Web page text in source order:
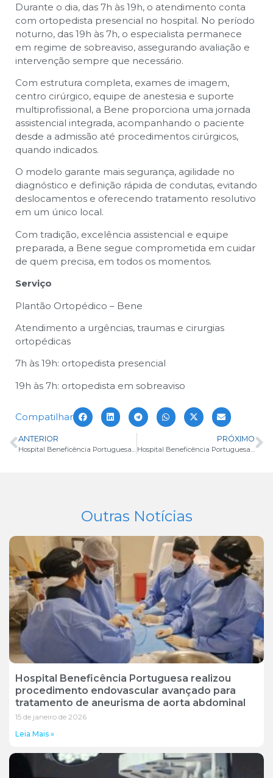
Durante o dia, das 7h às 19h, o atendimento conta
com ortopedista presencial no hospital. No período
noturno, das 19h às 7h, o especialista permanece
em regime de sobreaviso, assegurando avaliação e
intervenção sempre que necessário.
Com estrutura completa, exames de imagem,
centro cirúrgico, equipe de anestesia e suporte
multiprofissional, a Bene proporciona uma jornada
assistencial integrada, acompanhando o paciente
desde a admissão até procedimentos cirúrgicos,
quando indicados.
O modelo garante mais segurança, agilidade no
diagnóstico e definição rápida de condutas, evitando
deslocamentos e oferecendo tratamento resolutivo
em um único local.
Com tradição, excelência assistencial e equipe
preparada, a Bene segue comprometida em cuidar
de quem precisa, em todos os momentos.
Serviço
Plantão Ortopédico – Bene
Atendimento a urgências, traumas e cirurgias
ortopédicas
7h às 19h: ortopedista presencial
19h às 7h: ortopedista em sobreaviso
Compatilhar
ANTERIOR PRÓXIMO
Outras Notícias
Hospital Beneficência Portuguesa realizou
procedimento endovascular avançado para
tratamento de aneurisma de aorta abdominal
15 de janeiro de 2026
Leia Mais »